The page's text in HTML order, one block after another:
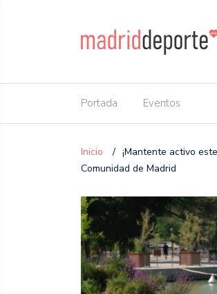
Portada Eventos
Inicio / ¡Mantente activo
Comunidad de Madrid